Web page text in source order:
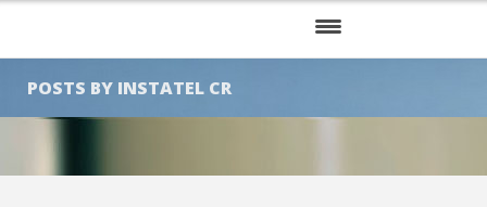
INICIO
SERVICIOS
POSTS BY INSTATEL CR